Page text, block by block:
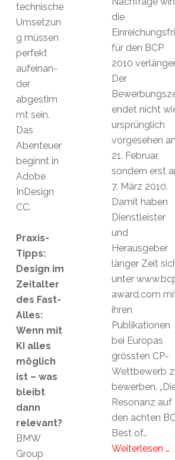
die
für den BCP
2010
Der
endet nicht
ursprünglich
vorgesehen
21. Februar,
sondern erst
7. März 2010.
Damit haben
Dienstleister
und
Herausgeber
länger Zeit
unter
award.com
ihren
Publikationen
bei Europas
grössten CP-
Wettbewerb
bewerben.
Resonanz auf
den achten
Best of…
Weiterlesen …
technische
Umsetzun
g müssen
perfekt
aufeinan-
der
abgestim
mt sein.
Das
Abenteuer
beginnt in
Adobe
InDesign
CC.
Praxis-
Tipps:
Design im
Zeitalter
des Fast-
Alles:
Wenn mit
KI alles
möglich
ist – was
bleibt
dann
relevant?
BMW
Group